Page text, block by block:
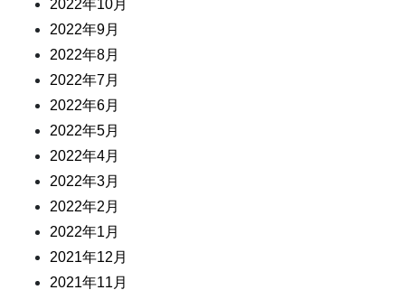
2022年10月
2022年9月
2022年8月
2022年7月
2022年6月
2022年5月
2022年4月
2022年3月
2022年2月
2022年1月
2021年12月
2021年11月